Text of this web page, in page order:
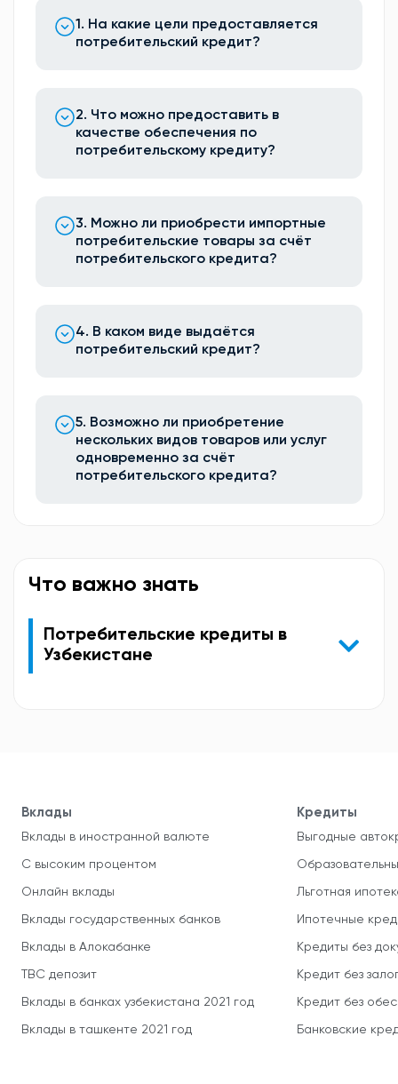
1. На какие цели предоставляется
потребительский кредит?
2. Что можно предоставить в
качестве обеспечения по
потребительскому кредиту?
3. Можно ли приобрести импортные
потребительские товары за счёт
потребительского кредита?
4. В каком виде выдаётся
потребительский кредит?
5. Возможно ли приобретение
нескольких видов товаров или услуг
одновременно за счёт
потребительского кредита?
Что важно знать
Потребительские кредиты в
Узбекистане
Вклады
Вклады в иностранной валюте
С высоким процентом
Онлайн вклады
Вклады государственных банков
Вклады в Алокабанке
TBC депозит
Вклады в банках узбекистана 2021 год
Вклады в ташкенте 2021 год
Кредиты
Выгодные
Льготная
Ипотечные
Кредиты без
Кредит без
Кредит без
Банковские